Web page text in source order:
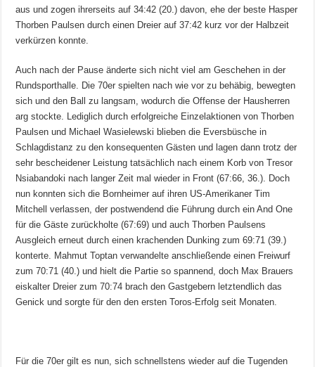
aus und zogen ihrerseits auf 34:42 (20.) davon, ehe der beste Hasper
Thorben Paulsen durch einen Dreier auf 37:42 kurz vor der Halbzeit
verkürzen konnte.
Auch nach der Pause änderte sich nicht viel am Geschehen in der
Rundsporthalle. Die 70er spielten nach wie vor zu behäbig, bewegten
sich und den Ball zu langsam, wodurch die Offense der Hausherren
arg stockte. Lediglich durch erfolgreiche Einzelaktionen von Thorben
Paulsen und Michael Wasielewski blieben die Eversbüsche in
Schlagdistanz zu den konsequenten Gästen und lagen dann trotz der
sehr bescheidener Leistung tatsächlich nach einem Korb von Tresor
Nsiabandoki nach langer Zeit mal wieder in Front (67:66, 36.). Doch
nun konnten sich die Bornheimer auf ihren US-Amerikaner Tim
Mitchell verlassen, der postwendend die Führung durch ein And One
für die Gäste zurückholte (67:69) und auch Thorben Paulsens
Ausgleich erneut durch einen krachenden Dunking zum 69:71 (39.)
konterte. Mahmut Toptan verwandelte anschließende einen Freiwurf
zum 70:71 (40.) und hielt die Partie so spannend, doch Max Brauers
eiskalter Dreier zum 70:74 brach den Gastgebern letztendlich das
Genick und sorgte für den den ersten Toros-Erfolg seit Monaten.
Für die 70er gilt es nun, sich schnellstens wieder auf die Tugenden